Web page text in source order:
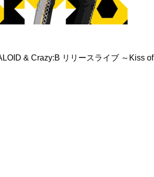
& Crazy:B リリースライブ ～Kiss of